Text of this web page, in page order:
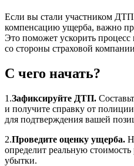
Если вы стали участником ДТП
компенсацию ущерба, важно
Это поможет ускорить процесс
со стороны страховой
С чего начать?
1.Зафиксируйте ДТП.
и получите справку от
для подтверждения вашей
2.Проведите оценку ущерба.
определит реальную
убытки.